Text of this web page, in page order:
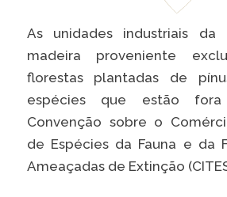
As unidades industriais da
madeira proveniente
florestas plantadas de
espécies que estão
Convenção sobre o
de Espécies da Fauna e da
Ameaçadas de Extinção